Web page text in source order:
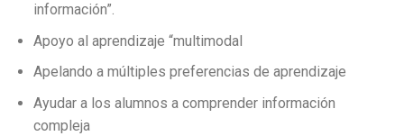
información”.
Apoyo al aprendizaje “multimodal
Apelando a múltiples preferencias de aprendizaje
Ayudar a los alumnos a comprender información
compleja